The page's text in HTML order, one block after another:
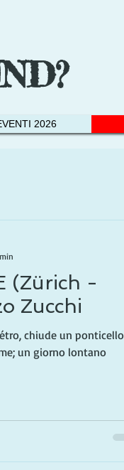
2026
(Zürich -
Zucchi
chiude un ponticello
un giorno lontano